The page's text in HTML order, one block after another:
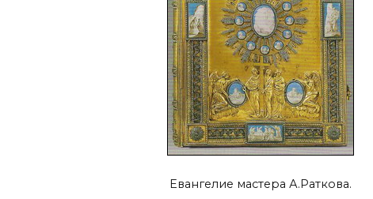
Евангелие мастера А.Раткова.